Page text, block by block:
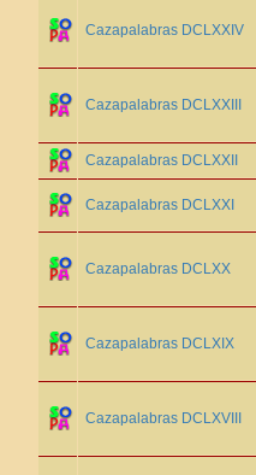
Cazapalabras DCLXXIV
Cazapalabras DCLXXIII
Cazapalabras DCLXXII
Cazapalabras DCLXXI
Cazapalabras DCLXX
Cazapalabras DCLXIX
Cazapalabras DCLXVIII